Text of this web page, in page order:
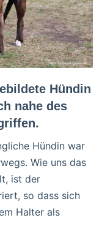
Hündin
nahe des
Hündin war
Wie uns das
ist der
so dass sich
Halter als